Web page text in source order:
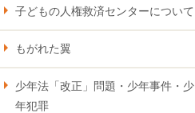
子どもの人権救済センターについて
もがれた翼
少年法「改正」問題・少年事件・少
年犯罪